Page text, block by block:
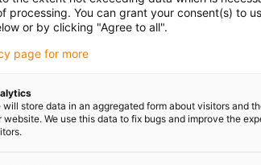
Harburg, Christian
processing. You can grant your consent(s) to
or by clicking "Agree to all".
page for more
will store data in an aggregated form about visitors and
website. We use this data to fix bugs and improve the